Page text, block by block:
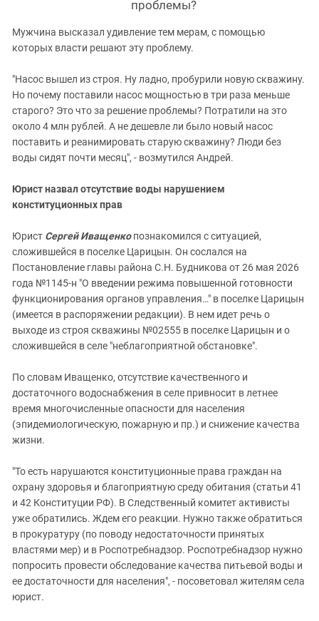
проблемы?
Мужчина высказал удивление тем мерам, с помощью
которых власти решают эту проблему.
"Насос вышел из строя. Ну ладно, пробурили новую скважину.
Но почему поставили насос мощностью в три раза меньше
старого? Это что за решение проблемы? Потратили на это
около 4 млн рублей. А не дешевле ли было новый насос
поставить и реанимировать старую скважину? Люди без
воды сидят почти месяц", - возмутился Андрей.
Юрист назвал отсутствие воды нарушением
конституционных прав
Юрист Сергей Иващенкопознакомился с ситуацией,
сложившейся в поселке Царицын. Он сослался на
Постановление главы района С.Н. Будникова от 26 мая 2026
года №1145-н "О введении режима повышенной готовности
функционирования органов управления…" в поселке Царицын
(имеется в распоряжении редакции). В нем идет речь о
выходе из строя скважины №02555 в поселке Царицын и о
сложившейся в селе "неблагоприятной обстановке".
По словам Иващенко, отсутствие качественного и
достаточного водоснабжения в селе привносит в летнее
время многочисленные опасности для населения
(эпидемиологическую, пожарную и пр.) и снижение качества
жизни.
"То есть нарушаются конституционные права граждан на
охрану здоровья и благоприятную среду обитания (статьи 41
и 42 Конституции РФ). В Следственный комитет активисты
уже обратились. Ждем его реакции. Нужно также обратиться
в прокуратуру (по поводу недостаточности принятых
властями мер) и в Роспотребнадзор. Роспотребнадзор нужно
попросить провести обследование качества питьевой воды и
ее достаточности для населения", - посоветовал жителям села
юрист.